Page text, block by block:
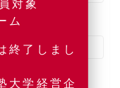
ム
終了しまし
大学経営企